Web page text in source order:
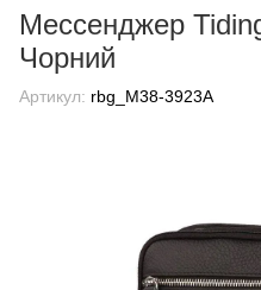
Мессенджер
Чорний
Артикул: rbg_M38-3923A